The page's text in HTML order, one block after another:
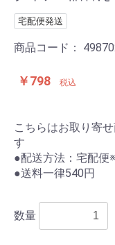
宅配便発送
商品コード：
￥798 税込
こちらはお取り寄
す
●配送方法：宅配便
●送料一律540円
数量